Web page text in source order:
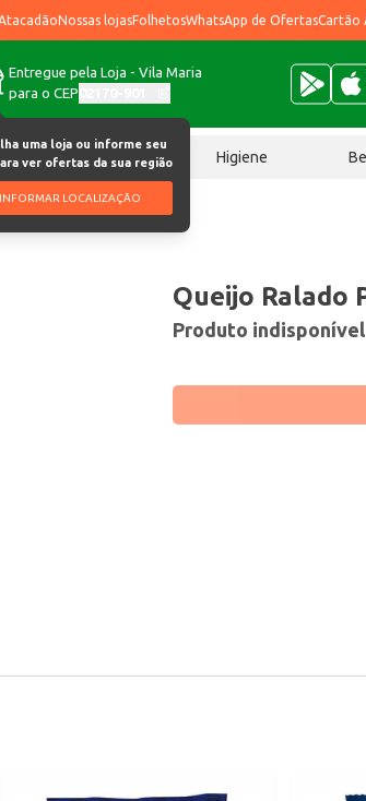
Nossas lojasFolhetosWhatsApp de OfertasCartão
Entregue pela Loja - Vila Maria
para o CEP
uma loja ou informe seu
ver ofertas da sua região
INFORMAR LOCALIZAÇÃO
Chocolates Higiene
50g
Queijo Ralado
Produto indisponível